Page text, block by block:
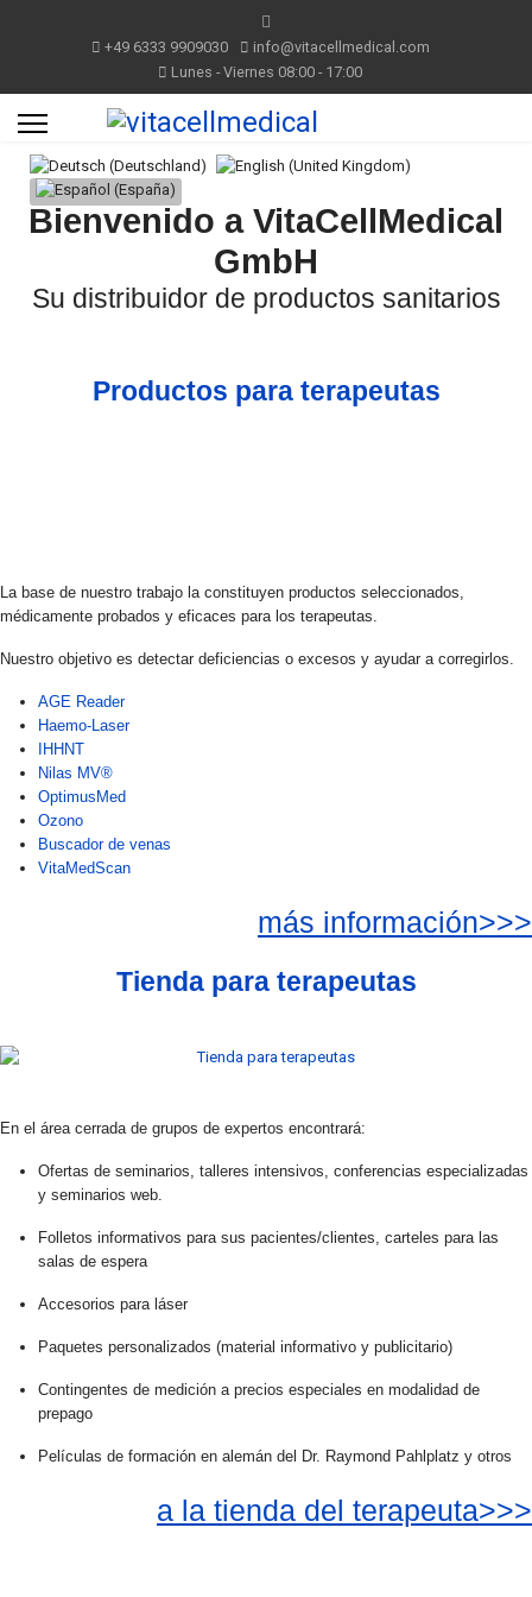
+49 6333 9909030
info@vitacellmedical.com
Lunes - Viernes 08:00 - 17:00
Seleccione su idioma
Bienvenido a VitaCellMedical
GmbH
Su distribuidor de productos sanitarios
Productos para terapeutas
La base de nuestro trabajo la constituyen productos seleccionados,
médicamente probados y eficaces para los terapeutas.
Nuestro objetivo es detectar deficiencias o excesos y ayudar a corregirlos.
AGE Reader
Haemo-Laser
IHHNT
Nilas MV®
OptimusMed
Ozono
Buscador de venas
VitaMedScan
más información>>>
Tienda para terapeutas
En el área cerrada de grupos de expertos encontrará:
Ofertas de seminarios, talleres intensivos, conferencias especializadas
y seminarios web.
Folletos informativos para sus pacientes/clientes, carteles para las
salas de espera
Accesorios para láser
Paquetes personalizados (material informativo y publicitario)
Contingentes de medición a precios especiales en modalidad de
prepago
Películas de formación en alemán del Dr. Raymond Pahlplatz y otros
a la tienda del terapeuta>>>